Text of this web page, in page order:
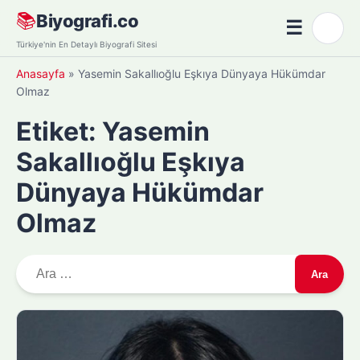
Skip
content
📚Biyografi.co
Türkiye'nin En Detaylı Biyografi Sitesi
☰Menü
Anasayfa » Yasemin Sakallıoğlu Eşkıya Dünyaya Hükümdar
Olmaz
Etiket: Yasemin
Sakallıoğlu Eşkıya
Dünyaya Hükümdar
Olmaz
r